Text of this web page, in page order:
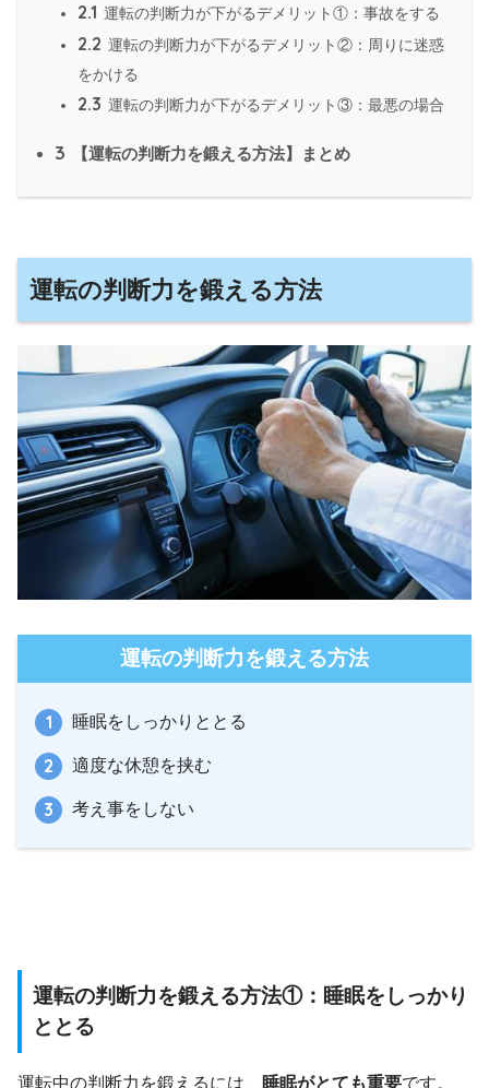
2.1 運転の判断力が下がるデメリット①：事故をする
2.2 運転の判断力が下がるデメリット②：周りに迷惑
をかける
2.3 運転の判断力が下がるデメリット③：最悪の場合
3 【運転の判断力を鍛える方法】まとめ
運転の判断力を鍛える方法
運転の判断力を鍛える方法
睡眠をしっかりととる
適度な休憩を挟む
考え事をしない
運転の判断力を鍛える方法①：睡眠をしっかり
ととる
運転中の判断力を鍛えるには、 睡眠がとても重要です。